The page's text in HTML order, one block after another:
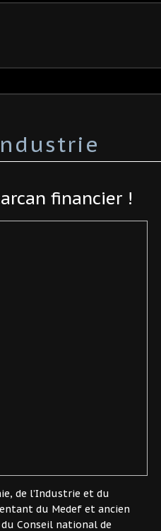
financier !
de l’Industrie et du
du Medef et ancien
Conseil national de